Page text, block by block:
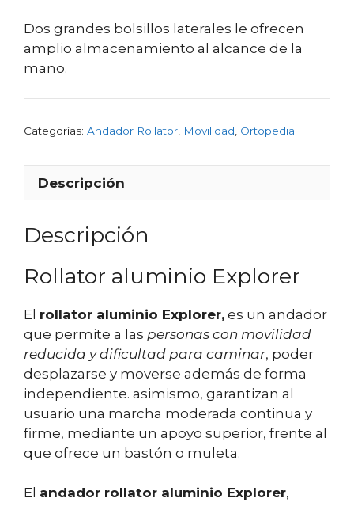
Dos grandes bolsillos laterales le ofrecen
amplio almacenamiento al alcance de la
mano.
Categorías: Andador Rollator, Movilidad, Ortopedia
Descripción
Descripción
Rollator aluminio Explorer
El rollator aluminio Explorer, es un andador
que permite a las personas con movilidad
reducida y dificultad para caminar, poder
desplazarse y moverse además de forma
independiente. asimismo, garantizan al
usuario una marcha moderada continua y
firme, mediante un apoyo superior, frente al
que ofrece un bastón o muleta.
El andador rollator aluminio Explorer,